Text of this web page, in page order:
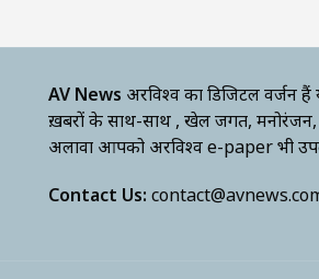
AV News अक्षरविश्व का डिजिटल
ख़बरों के साथ-साथ , खेल जगत,
अलावा आपको अक्षरविश्व e-paper भी
Contact Us: